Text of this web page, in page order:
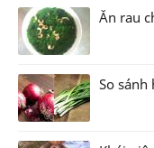
Ăn rau
So sánh